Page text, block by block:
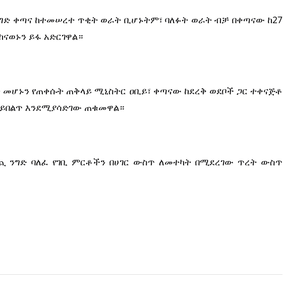
ቀጣና ከተመሠረተ ጥቂት ወራት ቢሆኑትም፣ ባለፉት ወራት ብቻ በቀጣናው ከ27
ይፋ አድርገዋል።
የጠቀሱት ጠቅላይ ሚኒስትር ዐቢይ፣ ቀጣናው ከደረቅ ወደቦች ጋር ተቀናጅቶ
እንደሚያሳድገው ጠቁመዋል።
ንግድ ባለፈ የገቢ ምርቶችን በሀገር ውስጥ ለመተካት በሚደረገው ጥረት ውስጥ